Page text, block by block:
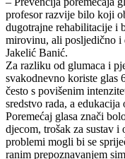
profesor razvije bilo koji
dugotrajne rehabilitacije i
mirovinu, ali posljedično i
Jakelić Banić.
Za razliku od glumaca i
svakodnevno koriste glas
često s povišenim
sredstvo rada, a
Poremećaj glasa znači
djecom, trošak za sustav
problemi mogli bi se
ranim prepoznavanjem